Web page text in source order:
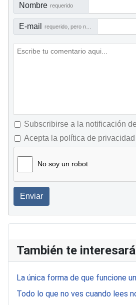
Nombre requerido
E-mail
Subscribirse a la notificación
Acepta la política de privacidad
No soy un robot
Enviar
También te interesará
La única forma de que funcione
Todo lo que no ves cuando lees